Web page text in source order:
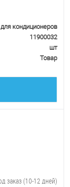
кондиционеров
11900032
шт
Товар
заказ (10-12 дней)